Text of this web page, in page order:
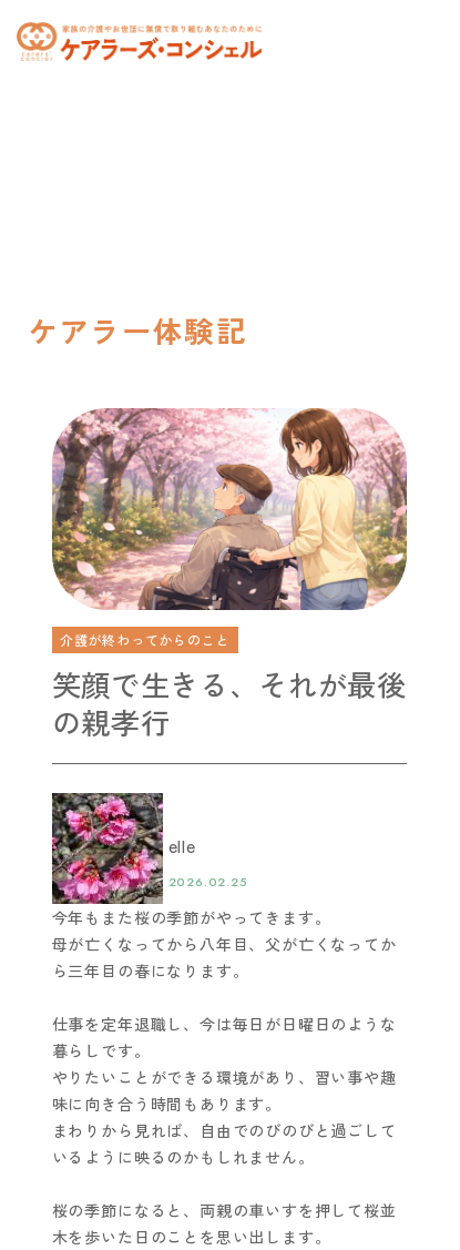
toggle
navigation
ケアラー体験記
介護が終わってからのこと
笑顔で生きる、それが最後
の親孝行
elle
2026.02.25
今年もまた桜の季節がやってきます。
母が亡くなってから八年目、父が亡くなってか
ら三年目の春になります。
仕事を定年退職し、今は毎日が日曜日のような
暮らしです。
やりたいことができる環境があり、習い事や趣
味に向き合う時間もあります。
まわりから見れば、自由でのびのびと過ごして
いるように映るのかもしれません。
桜の季節になると、両親の車いすを押して桜並
木を歩いた日のことを思い出します。